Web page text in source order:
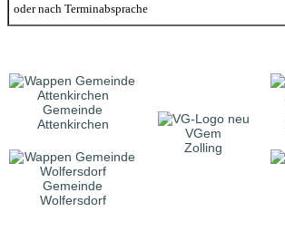
oder nach Terminabsprache
Gemeinde
Attenkirchen
VGem
Zolling
Gemeinde
Wolfersdorf